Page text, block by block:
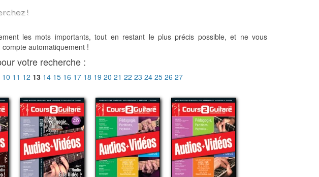
!
les mots importants, tout en restant le plus précis possible, et ne vous
automatiquement !
votre recherche :
10 11 12 13 14 15 16 17 18 19 20 21 22 23 24 25 26 27